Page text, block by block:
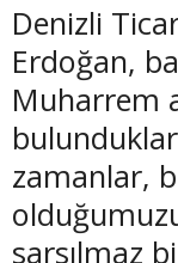
Denizli
Erdoğan,
Muharrem
zamanlar,
sarsılmaz